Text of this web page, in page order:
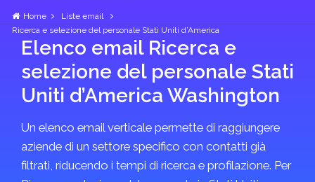
Home
Liste email
Ricerca e selezione del personale Stati Uniti d’America
Elenco email Ricerca e
selezione del personale Stati
Uniti d’America Washington
Un elenco email verticale permette di raggiungere
aziende di un settore specifico con contatti già
filtrati, riducendo i tempi di ricerca e profilazione. Per